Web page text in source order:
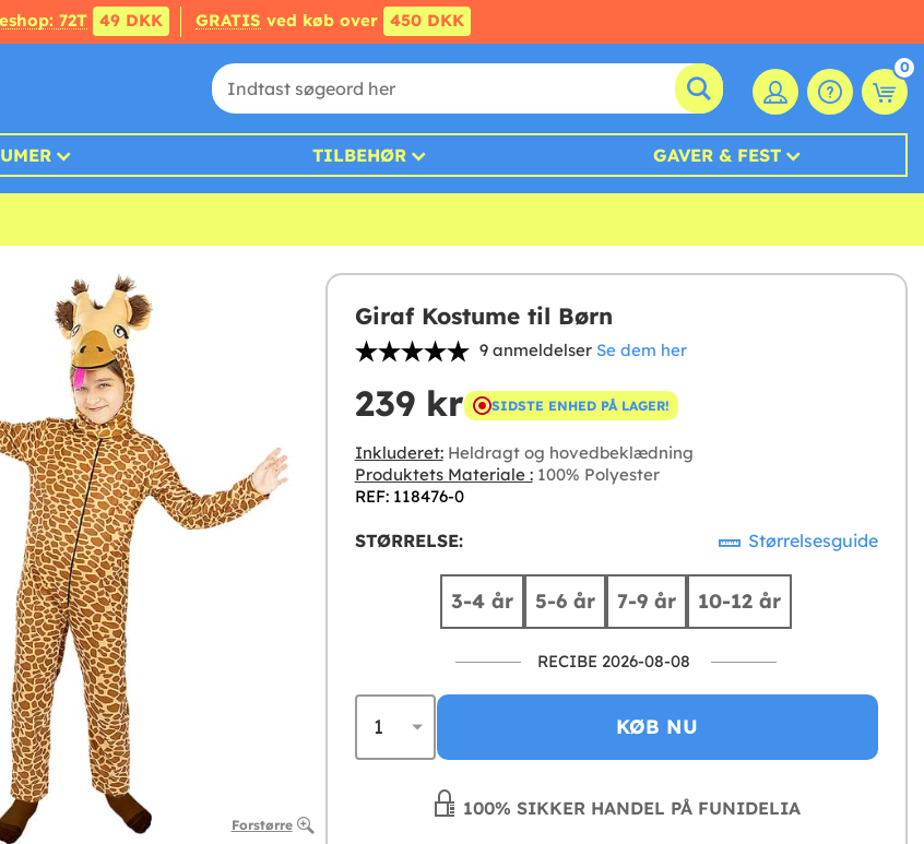
72T 49 DKK GRATIS ved køb over 450 DKK
0
TILBEHØR GAVER & FEST
Forstørre
Giraf Kostume til Børn
9 anmeldelser Se dem her
239 kr SIDSTE ENHED PÅ LAGER!
Inkluderet:Heldragt og hovedbeklædning
Produktets Materiale :100% Polyester
REF: 118476-0
STØRRELSE: Størrelsesguide
3-4 år 5-6 år 7-9 år 10-12 år
RECIBE 2026-08-08
KØB NU
100% SIKKER HANDEL PÅ FUNIDELIA